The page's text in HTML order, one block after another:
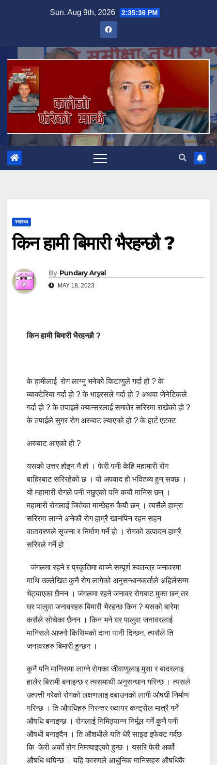
Sun. Aug 9th, 2026 2:35:38 PM
स्वास्थ्य
किन हामी बिमारी भैरहन्छौ ?
By Pundary Aryal
MAY 18, 2023
किन हामी बिमारी भैरहन्छौ ?
के हामीलाई रोग लाग्नु भनेको किटाणुले गर्दा हो ? के
ब्याक्टेरिया गर्दा हो ? के भाइरसले गर्दा हो ? अथवा जेनेटिकले
गर्दा हो ? के तपाइले क्यान्सरलाई समातेर सरिरमा राखेको हो ?
के तपाईले सुगर रोग अरुबाट ल्याएको हो ? के हार्ट एटक्ट
अरुबाट आएको हो ?
यसको उत्तर होइन नै हो । फेरी पनी केहि महामारी रोग
बाहिरबाट सरिरहेको छ । यो अपवाद हो भवितव्य हुन् सक्छ ।
यो महामारी रोगले पनी नछुएको पनि कयौ मानिस छन् ।
महामारी रोगलाई जितेका मान्छेहरु कैयौ छन् । त्यसैले हाम्रा
सरिरमा लाग्ने अनेकौ रोग हाम्रै खानपिन रहन सहन
वातावरणले सृजना र निर्माण गर्ने हो । रोगको उत्पादन हाम्रै
सरिरले गर्ने हो ।
जंगलमा रहने र प्रकृतिमा बाच्ने सम्पूर्ण स्वतन्त्र जनावरमा
माथि उल्लेखित कुनै रोग लागेको अनुसन्धानकर्ताले अहिलेसम्म
भेट्याएका छैनन । जंगलमा रहने जनावर रोगबाट मुक्त छन् तर
घर पालुवा जनावरहरु बिमारी भैरहन्छ किन ? यसको बारेमा
कसैले सोचेका छैनन । किन भने घर पालुवा जनावरलाई
मानिसले आफ्नो किसिमको दाना पानी दिन्छन, त्यसैले ति
जनावरहरु बिमारी हुन्छन ।
कुनै पनि मानिसमा लाग्ने रोगका जीवाणुलाइ मुसा र बादरलाइ
हालेर बिरामी बनाइन्छ र त्यसमाथी अनुसन्धान गरिन्छ । त्यसले
उत्पत्ती गरेको रोगको लक्षणलाइ दबाउनको लागी औषधी निर्माण
गरिन्छ । ति औषधिहरु निरन्तर ख्वायर कन्ट्रोल मात्रै गर्ने
औषधि बनाइन्छ । रोगलाई निमिठ्यान्न निर्मूल गर्ने कुनै पनी
औषधी बनाइदैन । ति औशधीले यति धेरै साइड इफेक्ट गर्दछ
कि फेरी अर्को रोग निम्त्याइएको हुन्छ । यसरि फेरी अर्को
औषधि थपिन्छ । यहि कारणले आधुनिक मानिसहरु औषधिकै